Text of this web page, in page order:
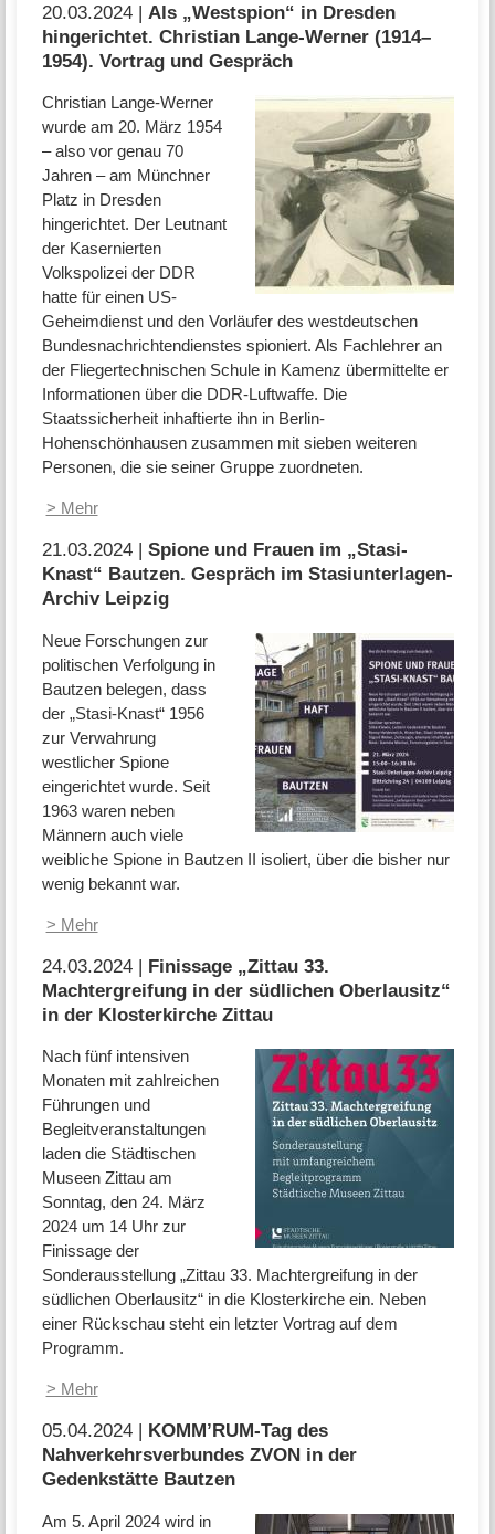
20.03.2024 | Als „Westspion“ in Dresden
hingerichtet. Christian Lange-Werner (1914–
1954). Vortrag und Gespräch
Christian Lange-Werner
wurde am 20. März 1954
– also vor genau 70
Jahren – am Münchner
Platz in Dresden
hingerichtet. Der Leutnant
der Kasernierten
Volkspolizei der DDR
hatte für einen US-
Geheimdienst und den Vorläufer des westdeutschen
Bundesnachrichtendienstes spioniert. Als Fachlehrer an
der Fliegertechnischen Schule in Kamenz übermittelte er
Informationen über die DDR-Luftwaffe. Die
Staatssicherheit inhaftierte ihn in Berlin-
Hohenschönhausen zusammen mit sieben weiteren
Personen, die sie seiner Gruppe zuordneten.
> Mehr
21.03.2024 | Spione und Frauen im „Stasi-
Knast“ Bautzen. Gespräch im Stasiunterlagen-
Archiv Leipzig
Neue Forschungen zur
politischen Verfolgung in
Bautzen belegen, dass
der „Stasi-Knast“ 1956
zur Verwahrung
westlicher Spione
eingerichtet wurde. Seit
1963 waren neben
Männern auch viele
weibliche Spione in Bautzen II isoliert, über die bisher nur
wenig bekannt war.
> Mehr
24.03.2024 | Finissage „Zittau 33.
Machtergreifung in der südlichen Oberlausitz“
in der Klosterkirche Zittau
Nach fünf intensiven
Monaten mit zahlreichen
Führungen und
Begleitveranstaltungen
laden die Städtischen
Museen Zittau am
Sonntag, den 24. März
2024 um 14 Uhr zur
Finissage der
Sonderausstellung „Zittau 33. Machtergreifung in der
südlichen Oberlausitz“ in die Klosterkirche ein. Neben
einer Rückschau steht ein letzter Vortrag auf dem
Programm.
> Mehr
05.04.2024 |
KOMM’RUM-Tag des
Nahverkehrsverbundes ZVON in der
Gedenkstätte Bautzen
Am 5. April 2024 wird in